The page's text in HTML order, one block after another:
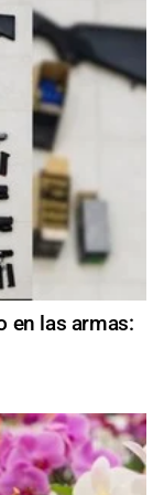
en las armas: